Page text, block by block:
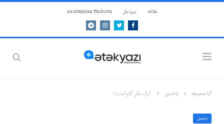
علاقه بيزه ياز Azərbaycan Türkcəsi
Facebook
Twitter
Instagram
Telegram
آنا صحيفه » باخيش » گرگ مگر گاو است؟
باخيش